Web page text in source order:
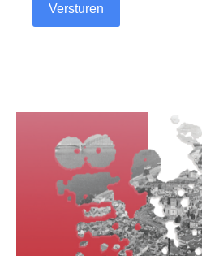
Versturen